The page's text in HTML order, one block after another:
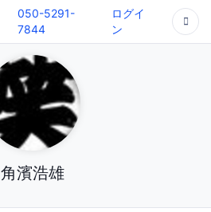
050-5291-
7844
ログイ
ン
角濱浩雄